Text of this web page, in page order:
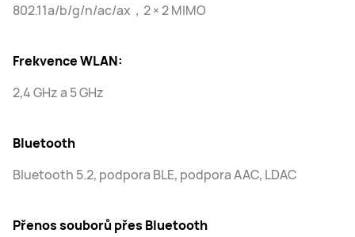
802.11a/b/g/n/ac/ax，2 × 2 MIMO
Frekvence WLAN:
2,4 GHz a 5 GHz
Bluetooth
Bluetooth 5.2, podpora BLE, podpora AAC, LDAC
Přenos souborů přes Bluetooth